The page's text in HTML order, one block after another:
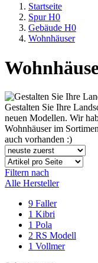
Startseite
Spur H0
Gebäude H0
Wohnhäuser
Gestalten Sie Ihre
neuen Modellen. Wir
Wohnhäuser im
auch vorhanden :)
Filtern nach
Alle Hersteller
9 Faller
1 Kibri
1 Pola
2 RS Modell
1 Vollmer